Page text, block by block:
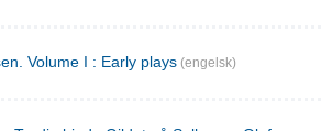
Volume I : Early plays (engelsk)